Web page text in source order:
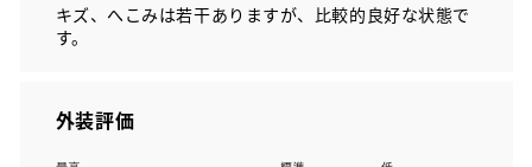
キズ、へこみは若干ありますが、比較的良好な状態で
す。
外装評価